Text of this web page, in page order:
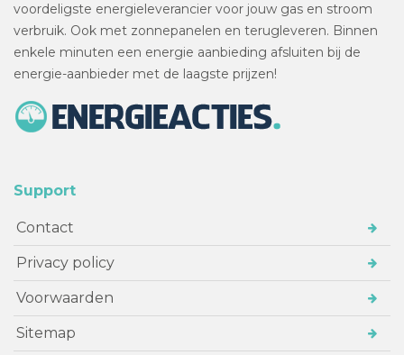
voordeligste energieleverancier voor jouw gas en stroom
verbruik. Ook met zonnepanelen en terugleveren. Binnen
enkele minuten een energie aanbieding afsluiten bij de
energie-aanbieder met de laagste prijzen!
Support
Contact
Privacy policy
Voorwaarden
Sitemap